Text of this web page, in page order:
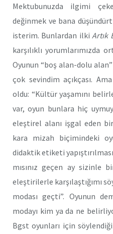
Mektubunuzda ilgimi
değinmek ve bana
isterim. Bunlardan ilki Artık
karşılıklı yorumlarımızda
Oyunun “boş alan-dolu
çok sevindim açıkçası.
oldu: “Kültür yaşamını
var, oyun bunlara hiç
eleştirel alanı işgal eden
kara mizah biçimindeki
didaktik etiketi
mısınız geçen ay sizinle
eleştirilerle karşılaştığımı
modası geçti”. Oyunun
modayı kim ya da ne
Bgst oyunları için